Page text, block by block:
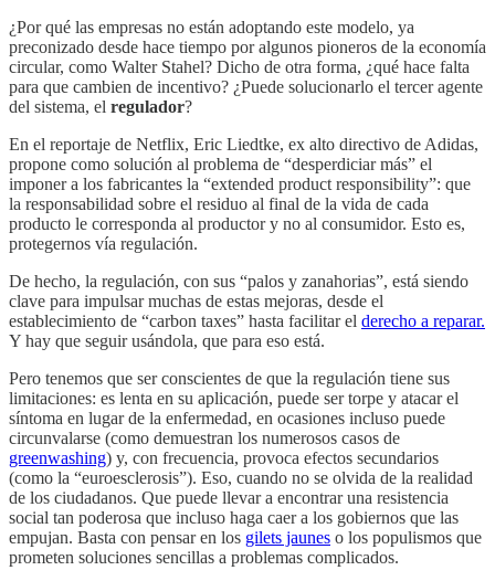
¿Por qué las empresas no están adoptando este modelo, ya
preconizado desde hace tiempo por algunos pioneros de la economía
circular, como Walter Stahel? Dicho de otra forma, ¿qué hace falta
para que cambien de incentivo? ¿Puede solucionarlo el tercer agente
del sistema, el regulador?
En el reportaje de Netflix, Eric Liedtke, ex alto directivo de Adidas,
propone como solución al problema de “desperdiciar más” el
imponer a los fabricantes la “extended product responsibility”: que
la responsabilidad sobre el residuo al final de la vida de cada
producto le corresponda al productor y no al consumidor. Esto es,
protegernos vía regulación.
De hecho, la regulación, con sus “palos y zanahorias”, está siendo
clave para impulsar muchas de estas mejoras, desde el
establecimiento de “carbon taxes” hasta facilitar el derecho a reparar.
Y hay que seguir usándola, que para eso está.
Pero tenemos que ser conscientes de que la regulación tiene sus
limitaciones: es lenta en su aplicación, puede ser torpe y atacar el
síntoma en lugar de la enfermedad, en ocasiones incluso puede
circunvalarse (como demuestran los numerosos casos de
greenwashing) y, con frecuencia, provoca efectos secundarios
(como la “euroesclerosis”). Eso, cuando no se olvida de la realidad
de los ciudadanos. Que puede llevar a encontrar una resistencia
social tan poderosa que incluso haga caer a los gobiernos que las
empujan. Basta con pensar en los gilets jaunes o los populismos que
prometen soluciones sencillas a problemas complicados.